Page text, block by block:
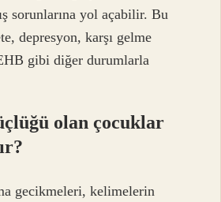
sorunlarına yol açabilir. Bu
depresyon, karşı gelme
gibi diğer durumlarla
olan çocuklar
gecikmeleri, kelimelerin